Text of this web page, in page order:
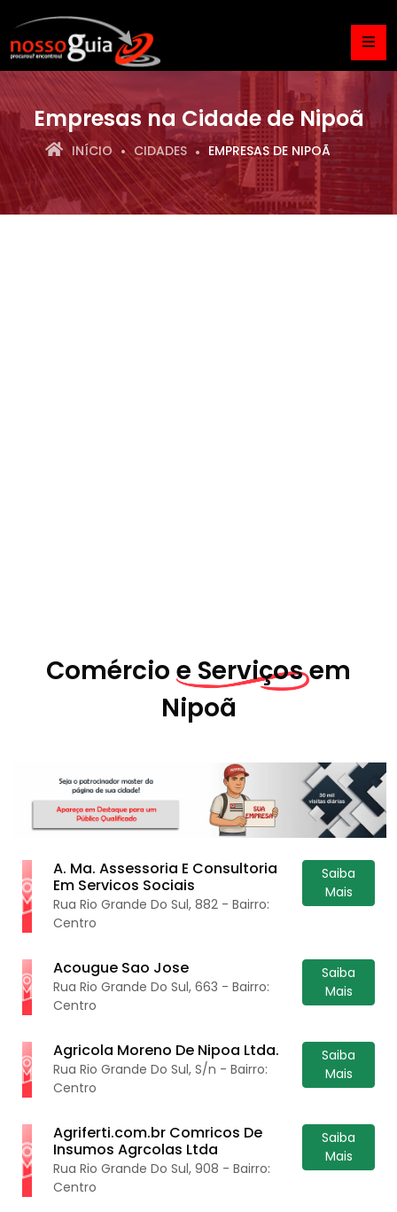
Empresas na Cidade de Nipoã
INÍCIO CIDADES EMPRESAS DE NIPOÃ
Comércio e Serviços em
Nipoã
A. Ma. Assessoria E Consultoria
Em Servicos Sociais
Rua Rio Grande Do Sul, 882 - Bairro:
Centro
Saiba
Mais
Acougue Sao Jose
Rua Rio Grande Do Sul, 663 - Bairro:
Centro
Saiba
Mais
Agricola Moreno De Nipoa Ltda.
Rua Rio Grande Do Sul, S/n - Bairro:
Centro
Saiba
Mais
Agriferti.com.br Comricos De
Insumos Agrcolas Ltda
Rua Rio Grande Do Sul, 908 - Bairro:
Centro
Saiba
Mais